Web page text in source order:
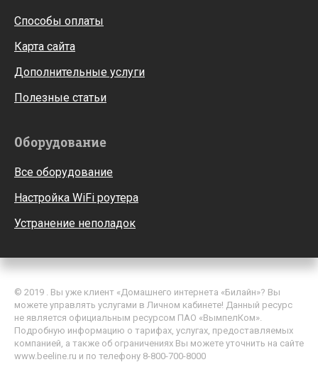
Способы оплаты
Карта сайта
Дополнительные услуги
Полезные статьи
Оборудование
Все оборудование
Настройка WiFi роутера
Устранение неполадок
© 2019 . Вы уже клиент «Домашнего интернета «Билайн»? Вы
можете управлять услугами в Личном кабинете! Данный ресурс
не является официальным ресурсом ПАО «ВымпелКом».
Подробную информацию о тарифах, услугах, предоставляемых
компанией, а также об ограничениях Вы можете уточнить на сайте
www.beeline.ru и по телефону 8-800-700-8000